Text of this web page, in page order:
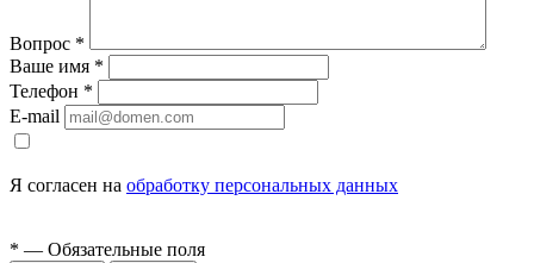
Вопрос *
Ваше имя *
Телефон *
E-mail
Я согласен на обработку персональных данных
* — Обязательные поля